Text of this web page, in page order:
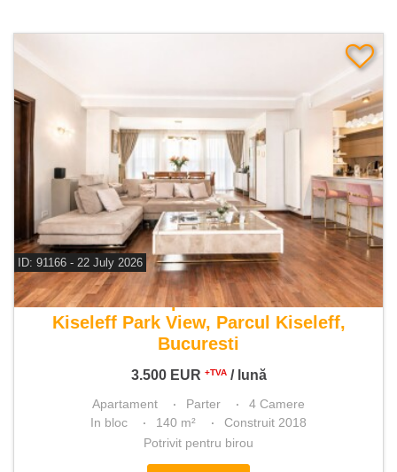
ID: 91166 - 22 July 2026
De inchiriat apartament 4 camere
Kiseleff Park View, Parcul Kiseleff,
Bucuresti
3.500 EUR +TVA/ lună
Apartament Parter
4 Camere
In bloc
140 m²
Construit 2018
Potrivit pentru birou